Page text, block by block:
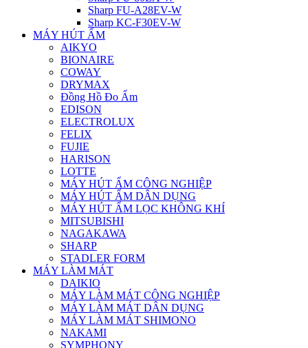
Sharp FU-A28EV-W
Sharp KC-F30EV-W
MÁY HÚT ẨM
AIKYO
BIONAIRE
COWAY
DRYMAX
Đồng Hồ Đo Ẩm
EDISON
ELECTROLUX
FELIX
FUJIE
HARISON
LOTTE
MÁY HÚT ẨM CÔNG NGHIỆP
MÁY HÚT ẨM DÂN DỤNG
MÁY HÚT ẨM LỌC KHÔNG KHÍ
MITSUBISHI
NAGAKAWA
SHARP
STADLER FORM
MÁY LÀM MÁT
DAIKIO
MÁY LÀM MÁT CÔNG NGHIỆP
MÁY LÀM MÁT DÂN DỤNG
MÁY LÀM MÁT SHIMONO
NAKAMI
SYMPHONY